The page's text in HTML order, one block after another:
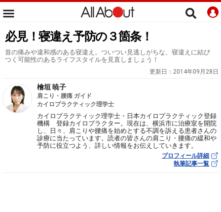
必見！寝違え予防の３箇条！
首の痛みや違和感のある寝違え。ついつい見逃しがちな、寝違えに結び
つく可能性のあるライフスタイルを見直しましょう！
更新日： 2014年09月28日
檜垣 暁子
肩こり・腰痛 ガイド
カイロプラクティック理学士
カイロプラクティック理学士・日本カイロプラクティック登録
機構 登録カイロプラクター。現在は、横浜市に治療室を開院
し、日々、肩こりや腰痛を始めとする不調を訴える患者さんの
診療に当たっています。読者の皆さんの肩こり・腰痛の緩和や
予防に役立つよう、詳しい情報をお伝えしていきます。
プロフィール詳細
執筆記事一覧